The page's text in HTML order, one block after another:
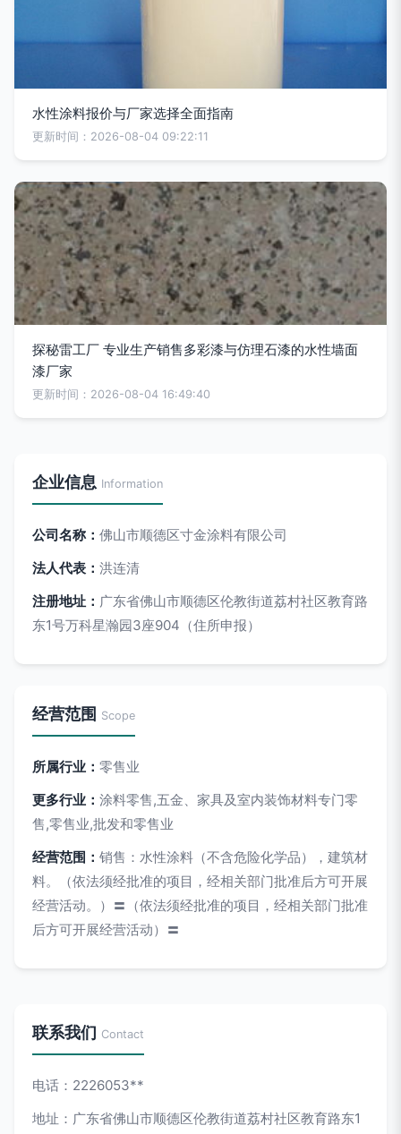
水性涂料报价与厂家选择全面指南
更新时间：2026-08-04 09:22:11
探秘雷工厂 专业生产销售多彩漆与仿理石漆的水性墙面
漆厂家
更新时间：2026-08-04 16:49:40
企业信息 Information
公司名称： 佛山市顺德区寸金涂料有限公司
法人代表： 洪连清
注册地址： 广东省佛山市顺德区伦教街道荔村社区教育路
东1号万科星瀚园3座904（住所申报）
经营范围 Scope
所属行业： 零售业
更多行业： 涂料零售,五金、家具及室内装饰材料专门零
售,零售业,批发和零售业
经营范围： 销售：水性涂料（不含危险化学品），建筑材
料。（依法须经批准的项目，经相关部门批准后方可开展
经营活动。）〓（依法须经批准的项目，经相关部门批准
后方可开展经营活动）〓
联系我们 Contact
电话：2226053**
地址：广东省佛山市顺德区伦教街道荔村社区教育路东1